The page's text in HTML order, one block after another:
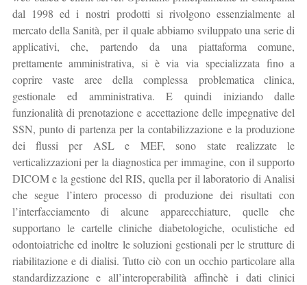
dal 1998 ed i nostri prodotti si rivolgono essenzialmente al
mercato della Sanità, per il quale abbiamo sviluppato una serie di
applicativi, che, partendo da una piattaforma comune,
prettamente amministrativa, si è via via specializzata fino a
coprire vaste aree della complessa problematica clinica,
gestionale ed amministrativa. E quindi iniziando dalle
funzionalità di prenotazione e accettazione delle impegnative del
SSN, punto di partenza per la contabilizzazione e la produzione
dei flussi per ASL e MEF, sono state realizzate le
verticalizzazioni per la diagnostica per immagine, con il supporto
DICOM e la gestione del RIS, quella per il laboratorio di Analisi
che segue l’intero processo di produzione dei risultati con
l’interfacciamento di alcune apparecchiature, quelle che
supportano le cartelle cliniche diabetologiche, oculistiche ed
odontoiatriche ed inoltre le soluzioni gestionali per le strutture di
riabilitazione e di dialisi. Tutto ciò con un occhio particolare alla
standardizzazione e all’interoperabilità affinchè i dati clinici